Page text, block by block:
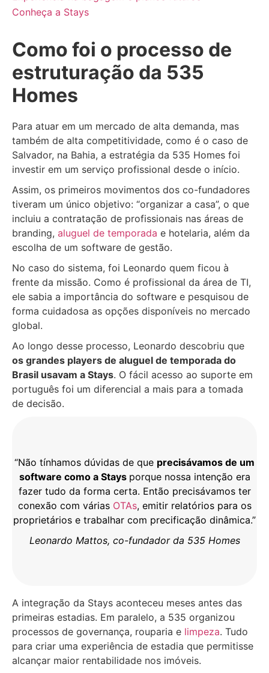
Conheça a Stays
Como foi o processo de
estruturação da 535
Homes
Para atuar em um mercado de alta demanda, mas
também de alta competitividade, como é o caso de
Salvador, na Bahia, a estratégia da 535 Homes foi
investir em um serviço profissional desde o início.
Assim, os primeiros movimentos dos co-fundadores
tiveram um único objetivo: “organizar a casa”, o que
incluiu a contratação de profissionais nas áreas de
branding, aluguel de temporada e hotelaria, além da
escolha de um software de gestão.
No caso do sistema, foi Leonardo quem ficou à
frente da missão. Como é profissional da área de TI,
ele sabia a importância do software e pesquisou de
forma cuidadosa as opções disponíveis no mercado
global.
Ao longo desse processo, Leonardo descobriu que
os grandes players de aluguel de temporada do
Brasil usavam a Stays. O fácil acesso ao suporte em
português foi um diferencial a mais para a tomada
de decisão.
“Não tínhamos dúvidas de que precisávamos de um
software como a Stays porque nossa intenção era
fazer tudo da forma certa. Então precisávamos ter
conexão com várias OTAs, emitir relatórios para os
proprietários e trabalhar com precificação dinâmica.”
Leonardo Mattos, co-fundador da 535 Homes
A integração da Stays aconteceu meses antes das
primeiras estadias. Em paralelo, a 535 organizou
processos de governança, rouparia e limpeza. Tudo
para criar uma experiência de estadia que permitisse
alcançar maior rentabilidade nos imóveis.